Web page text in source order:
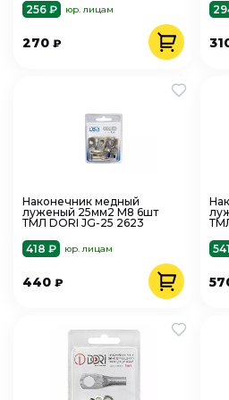
256 ₽
юр. лицам
270 ₽
Наконечник медный
луженый 25мм2 М8 6шт
ТМЛ DORI JG-25 2623
418 ₽
юр. лицам
440 ₽